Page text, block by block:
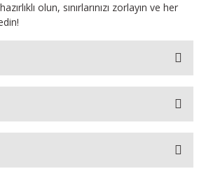
olun, sınırlarınızı zorlayın ve her
ilk yorumu siz yapın!
henüz soru sorulmamış.